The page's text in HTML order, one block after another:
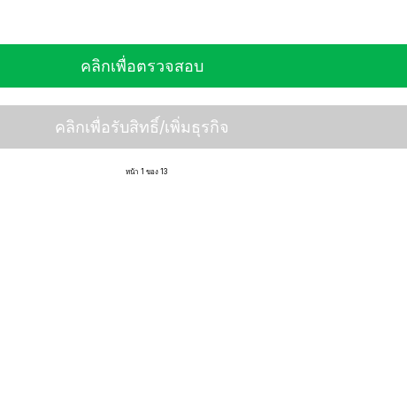
คลิกเพื่อตรวจสอบ
คลิกเพื่อรับสิทธิ์/เพิ่มธุรกิจ
หน้า 1 ของ 13